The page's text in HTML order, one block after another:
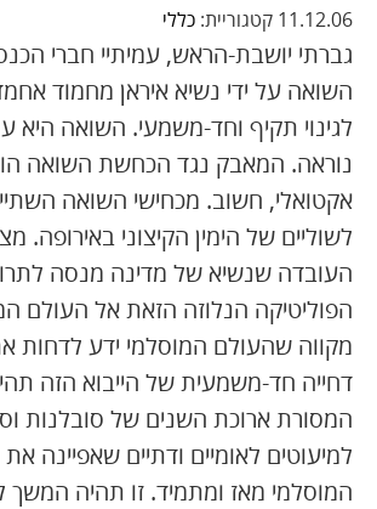
11.12.06 קטגוריית: כללי
גברתי יושבת-הראש, עמיתיי חברי
השואה על ידי נשיא איראן מחמוד
לגינוי תקיף וחד-משמעי. השואה היא
נוראה. המאבק נגד הכחשת השואה
אקטואלי, חשוב. מכחישי השואה
לשוליים של הימין הקיצוני באירופה.
העובדה שנשיא של מדינה מנסה
הפוליטיקה הנלוזה הזאת אל העולם
מקווה שהעולם המוסלמי ידע לדחות
דחייה חד-משמעית של הייבוא הזה
המסורת ארוכת השנים של סובלנות
למיעוטים לאומיים ודתיים שאפיינה
המוסלמי מאז ומתמיד. זו תהיה